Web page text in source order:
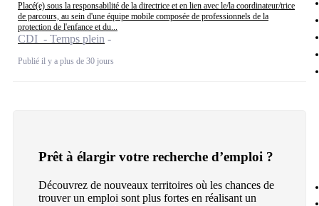
Placé(e) sous la responsabilité de la directrice et en lien avec le/la coordinateur/trice
de parcours, au sein d'une équipe mobile composée de professionnels de la
protection de l'enfance et du...
CDI - Temps plein
Publié il y a plus de 30 jours
Prêt à élargir votre recherche d’emploi ?
Découvrez de nouveaux territoires où les chances de
trouver un emploi sont plus fortes en réalisant un